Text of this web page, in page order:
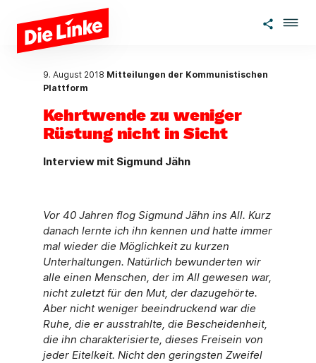
Zum Hauptinhalt springen
9. August 2018 Mitteilungen der Kommunistischen
Plattform
Kehrtwende zu weni­ger
Rüstung nicht in Sicht
Interview mit Sigmund Jähn
Vor 40 Jahren flog Sigmund Jähn ins All. Kurz
danach lernte ich ihn kennen und hatte immer
mal wieder die Möglichkeit zu kurzen
Unterhaltungen. Natürlich bewunderten wir
alle einen Menschen, der im All gewesen war,
nicht zuletzt für den Mut, der dazugehörte.
Aber nicht weniger beeindruckend war die
Ruhe, die er ausstrahlte, die Bescheidenheit,
die ihn charak­terisierte, dieses Freisein von
jeder Eitelkeit. Nicht den geringsten Zweifel